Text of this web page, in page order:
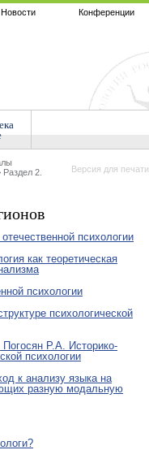
Новости Конференции
Раздел 2.
Версия для печати
психологии
как теоретическая
психологии
психологической
Р.А. Историко-
психологии
к анализу языка на
разную модальную